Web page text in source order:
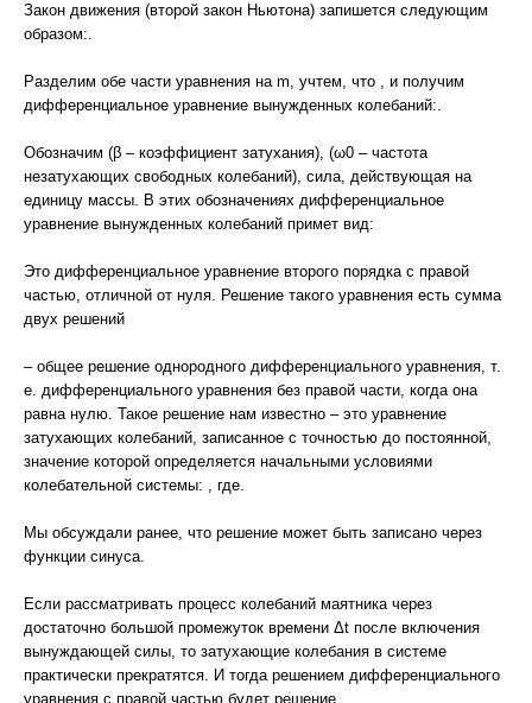
Закон движения (второй закон Ньютона) запишется следующим
образом:.
Разделим обе части уравнения на m, учтем, что , и получим
дифференциальное уравнение вынужденных колебаний:.
Обозначим (β – коэффициент затухания), (ω0 – частота
незатухающих свободных колебаний), сила, действующая на
единицу массы. В этих обозначениях дифференциальное
уравнение вынужденных колебаний примет вид:
Это дифференциальное уравнение второго порядка с правой
частью, отличной от нуля. Решение такого уравнения есть сумма
двух решений
– общее решение однородного дифференциального уравнения, т.
е. дифференциального уравнения без правой части, когда она
равна нулю. Такое решение нам известно – это уравнение
затухающих колебаний, записанное с точностью до постоянной,
значение которой определяется начальными условиями
колебательной системы: , где.
Мы обсуждали ранее, что решение может быть записано через
функции синуса.
Если рассматривать процесс колебаний маятника через
достаточно большой промежуток времени Δt после включения
вынуждающей силы, то затухающие колебания в системе
практически прекратятся. И тогда решением дифференциального
уравнения с правой частью будет решение.